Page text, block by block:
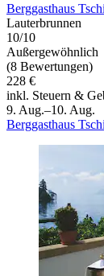
Berggasthaus
Lauterbrunnen
10/10
Außergewöhnlich
(8 Bewertungen)
228 €
inkl. Steuern &
9. Aug.–10. Aug.
Berggasthaus